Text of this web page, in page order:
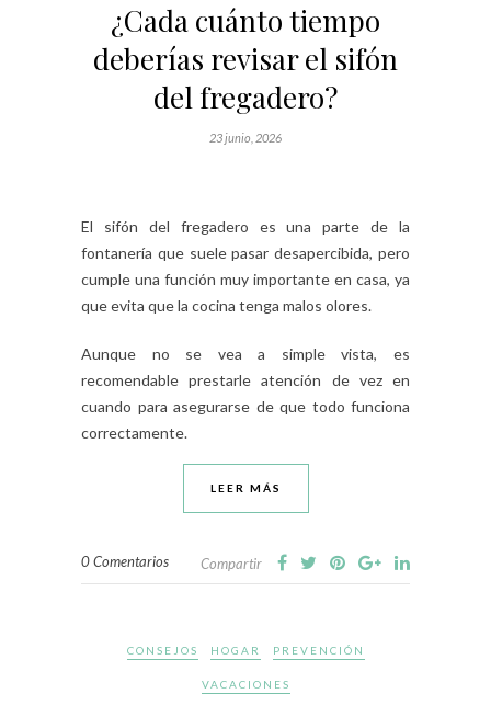
¿Cada cuánto tiempo
deberías revisar el sifón
del fregadero?
23 junio, 2026
El sifón del fregadero es una parte de la
fontanería que suele pasar desapercibida, pero
cumple una función muy importante en casa, ya
que evita que la cocina tenga malos olores.
Aunque no se vea a simple vista, es
recomendable prestarle atención de vez en
cuando para asegurarse de que todo funciona
correctamente.
LEER MÁS
0 Comentarios Compartir
CONSEJOS HOGAR PREVENCIÓN
VACACIONES